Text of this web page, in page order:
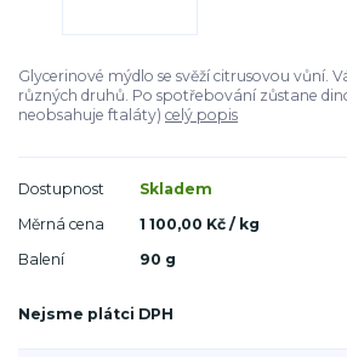
Glycerinové mýdlo se svěží citrusovou vůní.
různých druhů. Po spotřebování zůstane
neobsahuje ftaláty) celý popis
Dostupnost
Skladem
Měrná cena
1 100,00 Kč / kg
Balení
90 g
Nejsme plátci DPH